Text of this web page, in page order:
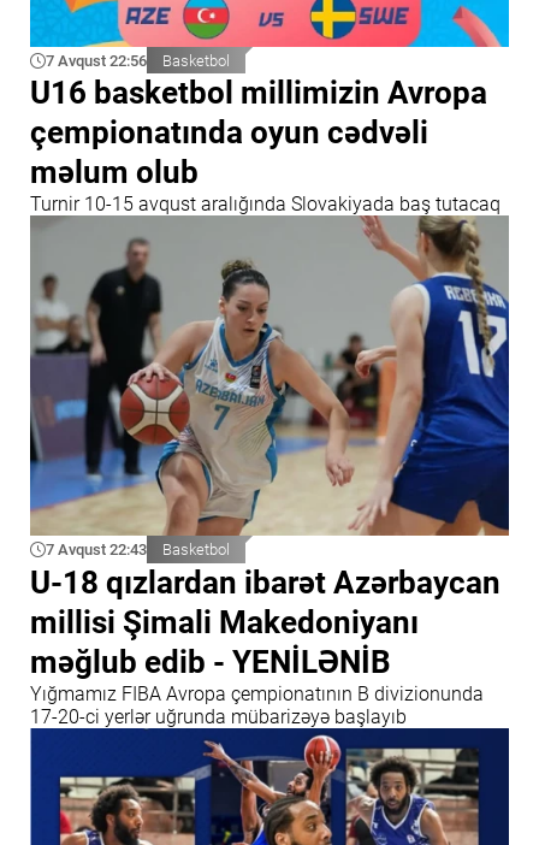
7 Avqust 22:56 Basketbol
U16 basketbol millimizin Avropa
çempionatında oyun cədvəli
məlum olub
Turnir 10-15 avqust aralığında Slovakiyada baş tutacaq
7 Avqust 22:43 Basketbol
U-18 qızlardan ibarət Azərbaycan
millisi Şimali Makedoniyanı
məğlub edib - YENİLƏNİB
Yığmamız FIBA Avropa çempionatının B divizionunda
17-20-ci yerlər uğrunda mübarizəyə başlayıb